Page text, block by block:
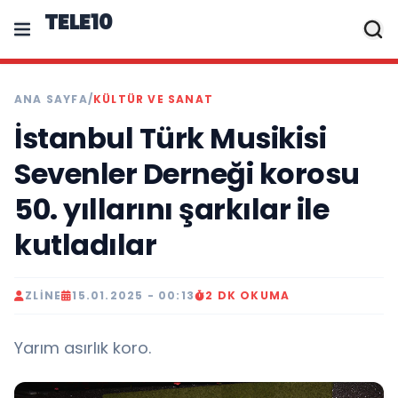
TELE10
ANA SAYFA/KÜLTÜR VE SANAT
İstanbul Türk Musikisi
Sevenler Derneği korosu
50. yıllarını şarkılar ile
kutladılar
ZLINE 15.01.2025 - 00:13 2 DK OKUMA
Yarım asırlık koro.